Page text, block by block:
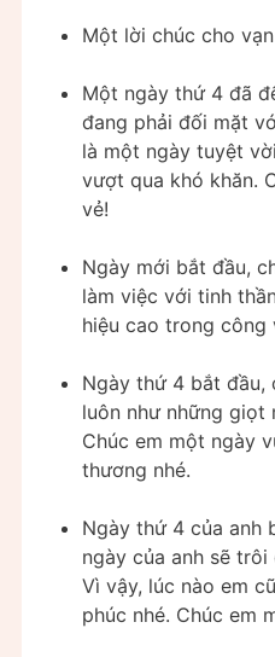
Một lời chúc cho
Một ngày thứ 4 đã
đang phải đối mặt
là một ngày tuyệt
vượt qua khó khăn.
vẻ!
Ngày mới bắt đầu,
làm việc với tinh
hiệu cao trong công
Ngày thứ 4 bắt đầu,
luôn như những giọt
Chúc em một ngày
thương nhé.
Ngày thứ 4 của anh
ngày của anh sẽ
Vì vậy, lúc nào em
phúc nhé. Chúc em